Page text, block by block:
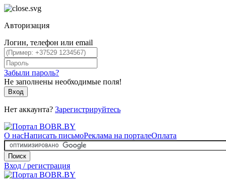
Авторизация
Логин, телефон или email
Забыли пароль?
Не заполнены необходимые поля!
Вход
Нет аккаунта? Зарегистрируйтесь
О насНаписать письмоРеклама на порталеОплата
Поиск
Вход / регистрация